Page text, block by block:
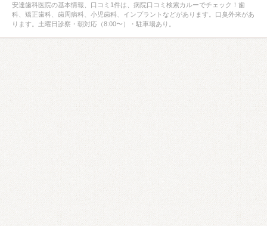
安達歯科医院の基本情報、口コミ1件は、病院口コミ検索カルーでチェック！歯
科、矯正歯科、歯周病科、小児歯科、インプラントなどがあります。口臭外来があ
ります。土曜日診察・朝対応（8:00〜）・駐車場あり。